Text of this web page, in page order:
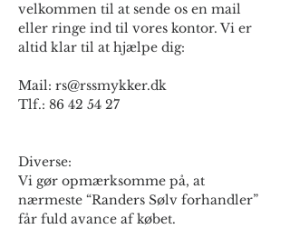
velkommen til at sende os en mail
eller ringe ind til vores kontor. Vi er
altid klar til at hjælpe dig:
Mail: rs@rssmykker.dk
Tlf.: 86 42 54 27
Diverse:
Vi gør opmærksomme på, at
nærmeste “Randers Sølv forhandler”
får fuld avance af købet.